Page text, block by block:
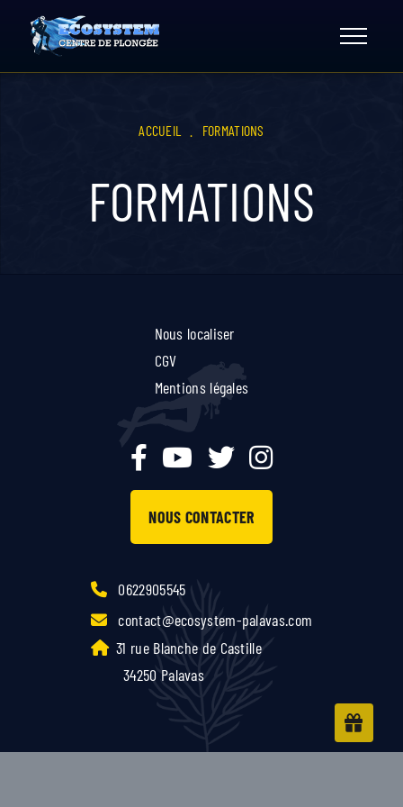
content
ACCUEIL FORMATIONS
FORMATIONS
Nous localiser
CGV
Mentions légales
NOUS CONTACTER
0622905545
contact@ecosystem-palavas.com
31 rue Blanche de Castille
34250 Palavas